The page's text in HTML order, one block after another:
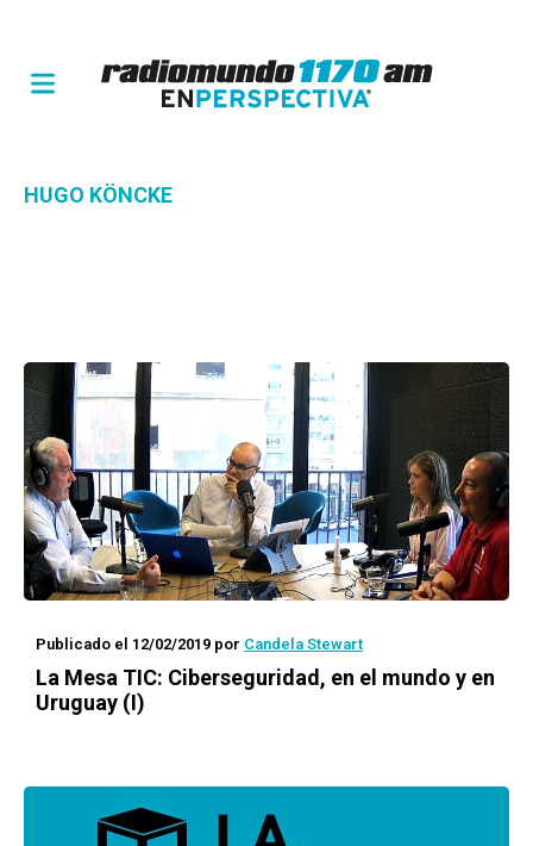
HUGO KÖNCKE
Publicado el 12/02/2019 por Candela Stewart
La Mesa TIC: Ciberseguridad, en el mundo y en
Uruguay (I)